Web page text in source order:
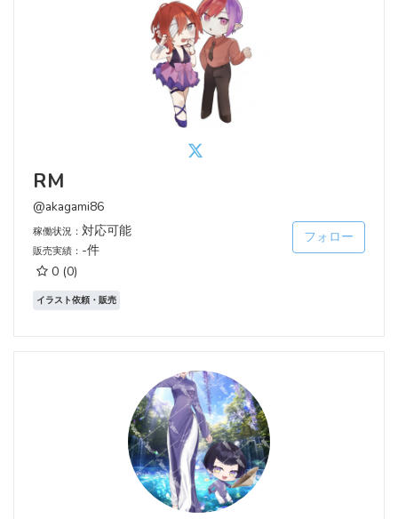
RM
@akagami86
稼働状況： 対応可能
販売実績： -件
0 (0)
フォロー
イラスト依頼・販売